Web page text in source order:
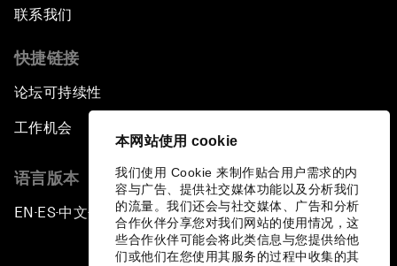
本网站使用 cookie
我们使用 Cookie 来制作贴合用户需求的内
容与广告、提供社交媒体功能以及分析我们
的流量。我们还会与社交媒体、广告和分析
合作伙伴分享您对我们网站的使用情况，这
些合作伙伴可能会将此类信息与您提供给他
们或他们在您使用其服务的过程中收集的其
联系我们
快捷链接
论坛可持续性
工作机会
语言版本
EN ▪ES▪中文▪ 日本語